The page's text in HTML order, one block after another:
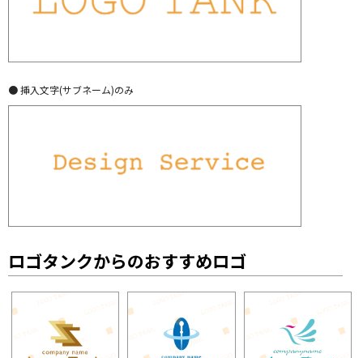
● 挿入文字(サブネーム)のみ
ロゴタンクからのおすすめロゴ